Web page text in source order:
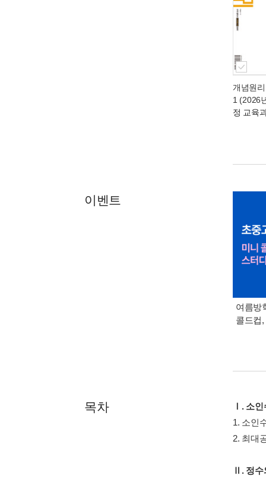
개념원
1 (2026
정 교육
이벤트
여름방
콜드컵
목차
Ⅰ. 소인
1. 소인
2. 최대
Ⅱ. 정수